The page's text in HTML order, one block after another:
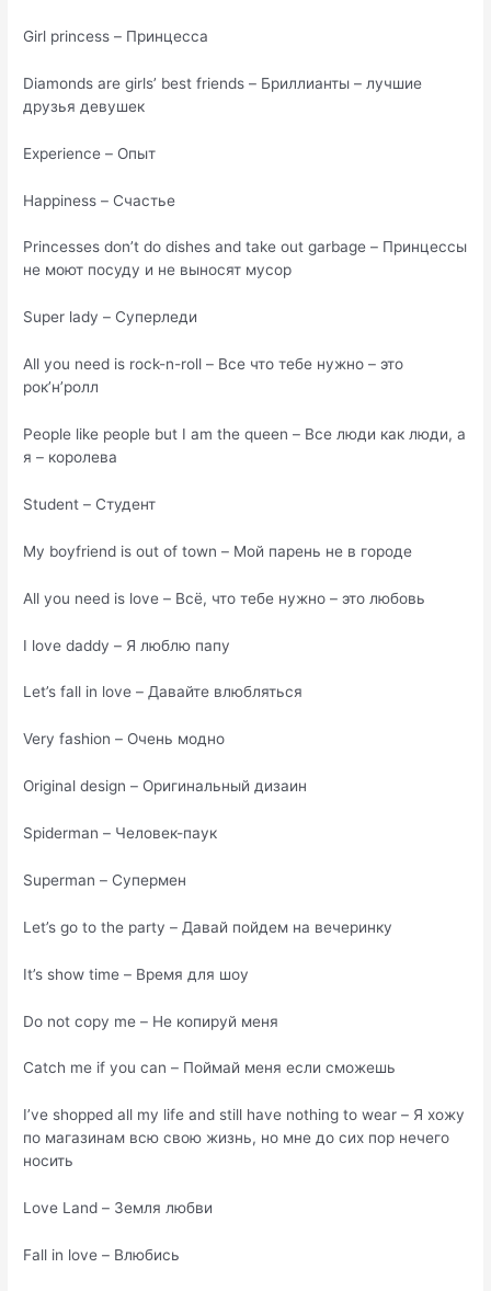
Girl princess – Принцесса
Diamonds are girls’ best friends – Бриллианты – лучшие
друзья девушек
Experience – Опыт
Happiness – Счастье
Princesses don’t do dishes and take out garbage – Принцессы
не моют посуду и не выносят мусор
Super lady – Суперледи
All you need is rock-n-roll – Все что тебе нужно – это
рок’н’ролл
People like people but I am the queen – Все люди как люди, а
я – королева
Student – Студент
My boyfriend is out of town – Мой парень не в городе
All you need is love – Всё, что тебе нужно – это любовь
I love daddy – Я люблю папу
Let’s fall in love – Давайте влюбляться
Very fashion – Очень модно
Original design – Оригинальный дизаин
Spiderman – Человек-паук
Superman – Супермен
Let’s go to the party – Давай пойдем на вечеринку
It’s show time – Время для шоу
Do not copy me – Не копируй меня
Catch me if you can – Поймай меня если сможешь
I’ve shopped all my life and still have nothing to wear – Я хожу
по магазинам всю свою жизнь, но мне до сих пор нечего
носить
Love Land – Земля любви
Fall in love – Влюбись